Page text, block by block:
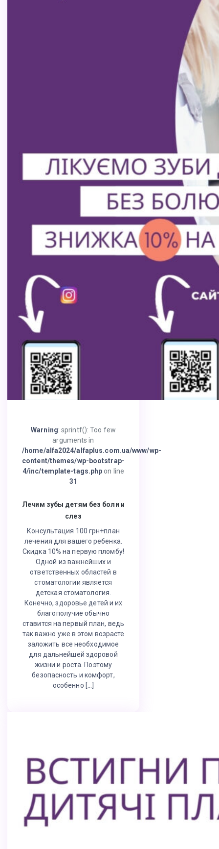
Warning: sprintf(): Too few
arguments in
/home/alfa2024/alfaplus.com.ua/www/wp-
content/themes/wp-bootstrap-
4/inc/template-tags.php on line
31
Лечим зубы детям без боли и
слез
Консультация 100 грн+план
лечения для вашего ребенка.
Скидка 10% на первую пломбу!
Одной из важнейших и
ответственных областей в
стоматологии является
детская стоматология.
Конечно, здоровье детей и их
благополучие обычно
ставится на первый план, ведь
так важно уже в этом возрасте
заложить все необходимое
для дальнейшей здоровой
жизни и роста. Поэтому
безопасность и комфорт,
особенно […]